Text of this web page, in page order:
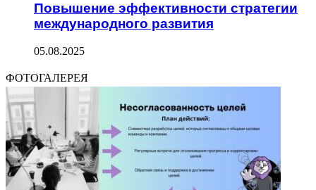
Повышение эффективности стратегии
международного развития
05.08.2025
ФОТОГАЛЕРЕЯ